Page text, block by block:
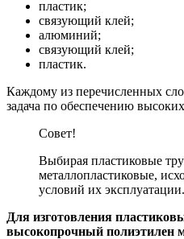
пластик;
связующий клей;
алюминий;
связующий клей;
пластик.
Каждому из перечисленных
задача по обеспечению
Совет!
Выбирая пластиковые
металлопластиковые,
условий их эксплуатации.
Для изготовления
высокопрочный полиэтилен